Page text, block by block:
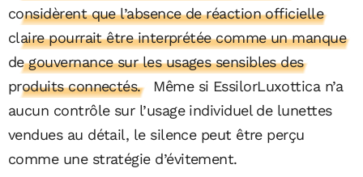
considèrent que l’absence de réaction officielle
claire pourrait être interprétée comme un manque
de gouvernance sur les usages sensibles des
produits connectés.
Même si EssilorLuxottica n’a
aucun contrôle sur l’usage individuel de lunettes
vendues au détail, le silence peut être perçu
comme une stratégie d’évitement.